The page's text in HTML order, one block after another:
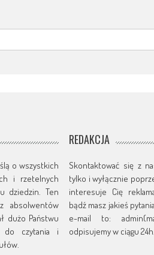
o wszystkich
i rzetelnych
dziedzin. Ten
absolwentów
dużo Państwu
do czytania i
REDAKCJA
Skontaktować się z
tylko i wyłącznie
interesuje Cię
bądź masz jakieś
e-mail to:
odpisujemy w ciągu 24h.